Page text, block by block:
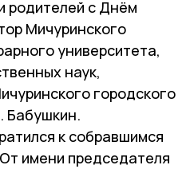
родителей с Днём
Мичуринского
университета,
наук,
городского
Бабушкин.
к собравшимся
имени председателя